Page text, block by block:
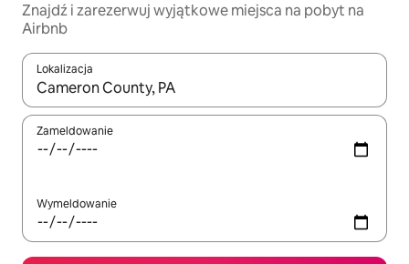
Znajdź i zarezerwuj wyjątkowe miejsca na pobyt na
Airbnb
Lokalizacja
Gdy wyniki będą dostępne, możesz poruszać się po nich za
Zameldowanie
Wymeldowanie